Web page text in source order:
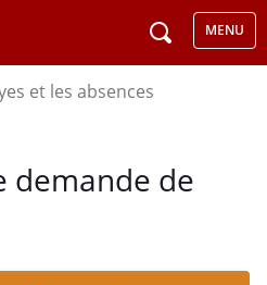
MENU
et les absences
demande de